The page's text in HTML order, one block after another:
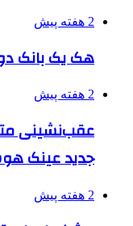
2 هفته پیش
هک یک بانک
2 هفته پیش
عقب‌نشینی متا
جدید عینک
2 هفته پیش